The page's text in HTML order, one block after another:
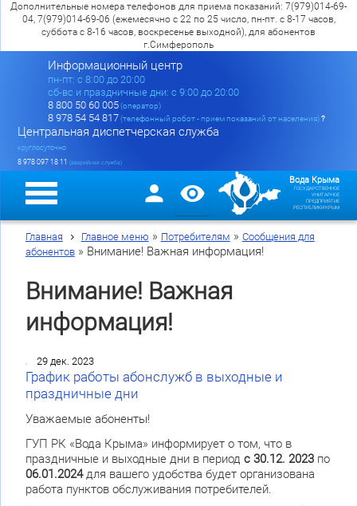
Дополнительные номера телефонов для приема показаний: 7(979)014-69-
04, 7(979)014-69-06 (ежемесячно с 22 по 25 число, пн-пт. с 8-17 часов,
суббота с 8-16 часов, воскресенье выходной), для абонентов
г.Симферополь
Информационный центр
пн-пт: c 8:00 до 20:00
сб-вс и праздничные дни: с 9:00 до 20:00
8 800 50 60 005(оператор)
8 978 54 54 817(телефонный робот - прием показаний от населения)?
Центральная диспетчерская служба
круглосуточно
8 978 097 18 11 (аварийная служба)
Вода Крыма
ГОСУДАРСТВЕННОЕ
УНИТАРНОЕ
ПРЕДПРИЯТИЕ
РЕСПУБЛИКИ КРЫМ
Главная Главное меню » Потребителям » Сообщения для
абонентов» Внимание! Важная информация!
Внимание! Важная
информация!
29 дек. 2023
График работы абонслужб в выходные и
праздничные дни
Уважаемые абоненты!
ГУП РК «Вода Крыма» информирует о том, что в
праздничные и выходные дни в период с 30.12. 2023по
06.01.2024для вашего удобства будет организована
работа пунктов обслуживания потребителей.